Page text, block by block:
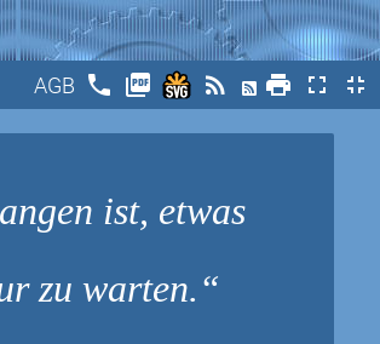
AGB phone picture_as_pdf rss_feed print fullscreen fullscreen_exit
ist, etwas
zu warten.